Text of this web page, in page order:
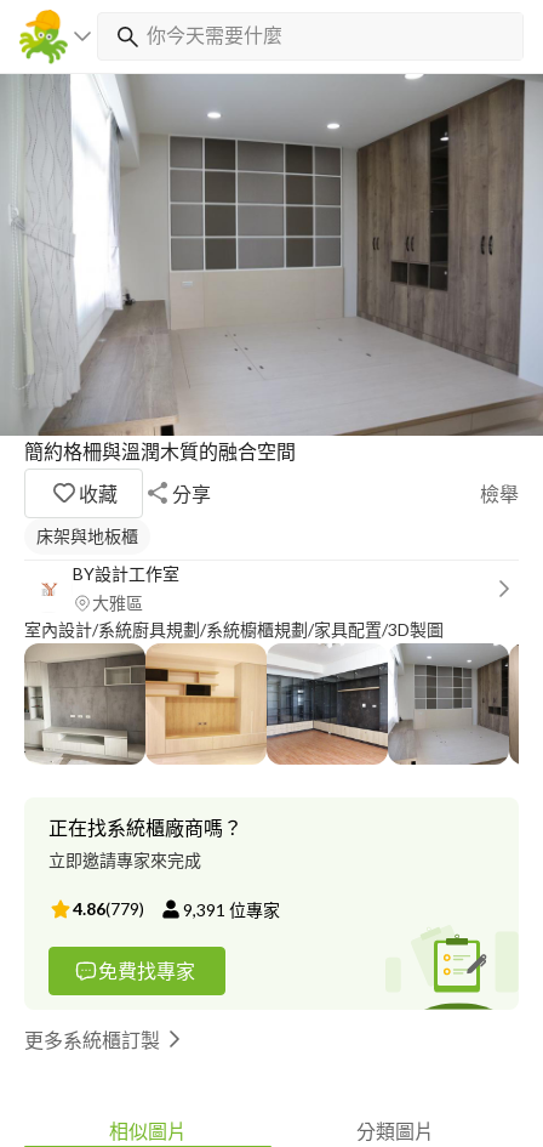
簡約格柵與溫潤木質的融合空間
收藏
分享 檢舉
床架與地板櫃
BY設計工作室
大雅區
室內設計/系統廚具規劃/系統櫥櫃規劃/家具配置/3D製圖
正在找系統櫃廠商嗎？
立即邀請專家來完成
4.86(779) 9,391 位專家
免費找專家
更多系統櫃訂製
相似圖片 分類圖片